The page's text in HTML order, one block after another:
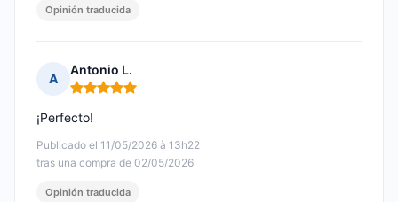
Opinión traducida
A
Antonio L.
Nota: 5 de 5
Publicado el 11/05/2026 à 13h22
tras una compra de 02/05/2026
¡Perfecto!
Opinión traducida